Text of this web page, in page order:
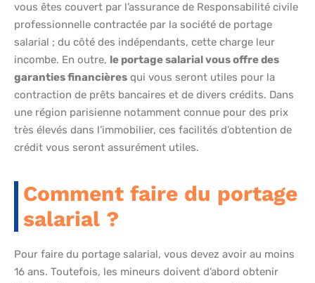
vous êtes couvert par l’assurance de Responsabilité civile
professionnelle contractée par la société de portage
salarial ; du côté des indépendants, cette charge leur
incombe. En outre, le portage salarial vous offre des
garanties financières qui vous seront utiles pour la
contraction de prêts bancaires et de divers crédits. Dans
une région parisienne notamment connue pour des prix
très élevés dans l’immobilier, ces facilités d’obtention de
crédit vous seront assurément utiles.
Comment faire du portage
salarial ?
Pour faire du portage salarial, vous devez avoir au moins
16 ans. Toutefois, les mineurs doivent d’abord obtenir